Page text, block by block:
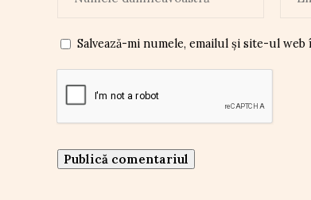
Salvează-mi numele, emailul și site-ul